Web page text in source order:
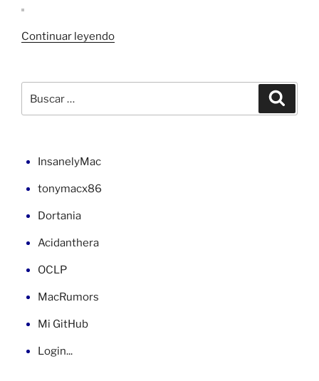
Continuar leyendo«Navegador
WebBrowser
por:
InsanelyMac
tonymacx86
Dortania
Acidanthera
OCLP
MacRumors
Mi GitHub
Login...